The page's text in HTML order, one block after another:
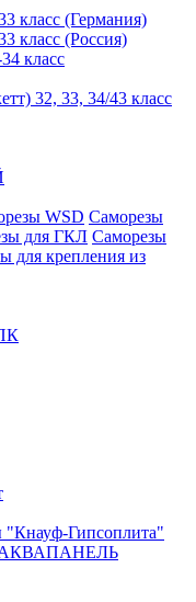
класс (Германия)
класс (Россия)
класс
32, 33, 34/43 класс
WSD Саморезы
для ГКЛ Саморезы
для крепления из
"Кнауф-Гипсоплита"
АКВАПАНЕЛЬ